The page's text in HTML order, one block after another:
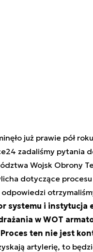
już prawie pół
zadaliśmy pytania
Wojsk Obrony
dotyczące
odpowiedzi
systemu i instytucja
w WOT
Proces ten nie jest
artylerię, to